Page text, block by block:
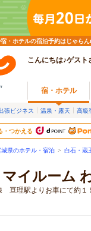
・ホテルの宿泊予約はじゃら
こんにちは♪ゲスト
宿・ホテル
張ビジネス 温泉・露天 高級
・つかえる
城県のホテル・宿泊 > 白石・蔵
イルーム
亘理駅よりお車にて約１